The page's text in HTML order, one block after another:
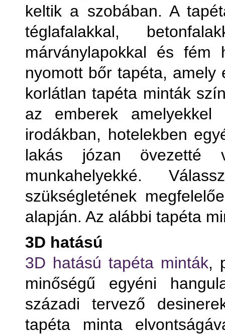
keltik a szobában. A
téglafalakkal,
márványlapokkal és fém
nyomott bőr tapéta, amely
korlátlan tapéta minták
az emberek
irodákban, hotelekben
lakás józan övezetté
munkahelyekké.
szükségletének
alapján. Az alábbi tapéta
3D hatású
3D hatású tapéta minták,
minőségű egyéni
századi tervező
tapéta minta